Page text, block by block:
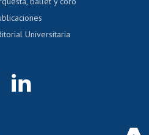
Universitaria